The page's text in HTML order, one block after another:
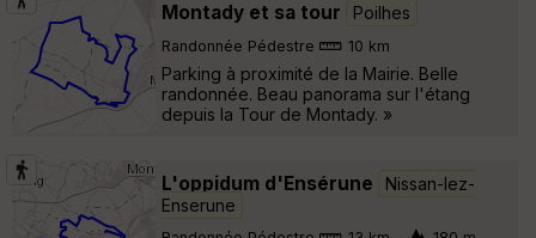
Montady et sa tour Poilhes
Randonnée Pédestre 10 km
Parking à proximité de la Mairie. Belle
randonnée. Beau panorama sur l'étang
depuis la Tour de Montady. »
L'oppidum d'Ensérune
Nissan-lez-
Enserune